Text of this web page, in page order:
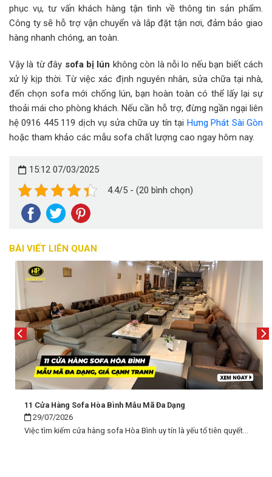
phục vụ, tư vấn khách hàng tận tình về thông tin sản phẩm.
Công ty sẽ hỗ trợ vận chuyển và lắp đặt tận nơi, đảm bảo giao
hàng nhanh chóng, an toàn.
Vậy là từ đây sofa bị lún không còn là nỗi lo nếu bạn biết cách
xử lý kịp thời. Từ việc xác định nguyên nhân, sửa chữa tại nhà,
đến chọn sofa mới chống lún, bạn hoàn toàn có thể lấy lại sự
thoải mái cho phòng khách. Nếu cần hỗ trợ, đừng ngần ngại liên
hệ 0916 445 119 dịch vụ sửa chữa uy tín tại Hưng Phát Sài Gòn
hoặc tham khảo các mẫu sofa chất lượng cao ngay hôm nay.
15:12 07/03/2025
4.4/5 - (20 bình chọn)
BÀI VIẾT LIÊN QUAN
11 Cửa Hàng Sofa Hòa Bình Mẫu Mã Đa Dạng
29/07/2026
Việc tìm kiếm cửa hàng sofa Hòa Bình uy tín là yếu tố tiên quyết...